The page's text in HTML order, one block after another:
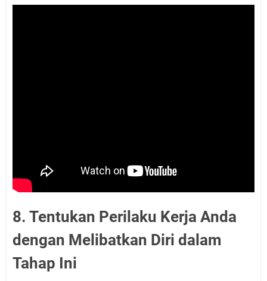
8. Tentukan Perilaku Kerja Anda
dengan Melibatkan Diri dalam
Tahap Ini